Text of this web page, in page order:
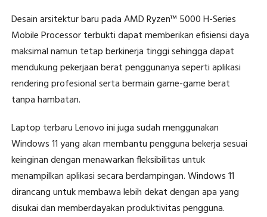
Desain arsitektur baru pada AMD Ryzen™ 5000 H-Series
Mobile Processor terbukti dapat memberikan efisiensi daya
maksimal namun tetap berkinerja tinggi sehingga dapat
mendukung pekerjaan berat penggunanya seperti aplikasi
rendering profesional serta bermain game-game berat
tanpa hambatan.
Laptop terbaru Lenovo ini juga sudah menggunakan
Windows 11 yang akan membantu pengguna bekerja sesuai
keinginan dengan menawarkan fleksibilitas untuk
menampilkan aplikasi secara berdampingan. Windows 11
dirancang untuk membawa lebih dekat dengan apa yang
disukai dan memberdayakan produktivitas pengguna.